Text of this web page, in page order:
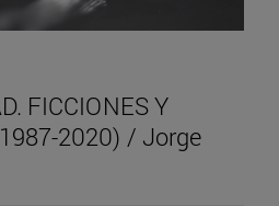
FICCIONES Y
2020) / Jorge